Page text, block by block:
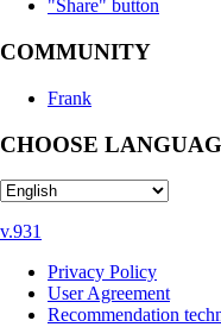
"Share" button
COMMUNITY
Frank
CHOOSE
v.931
Privacy Policy
User Agreement
Recommendation